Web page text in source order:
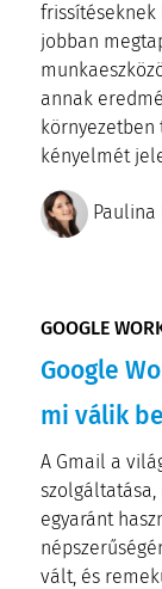
jobban
annak
környezetben
kényelmét
Paulina
GOOGLE
Google
mi válik
A Gmail a
egyaránt
vált, és